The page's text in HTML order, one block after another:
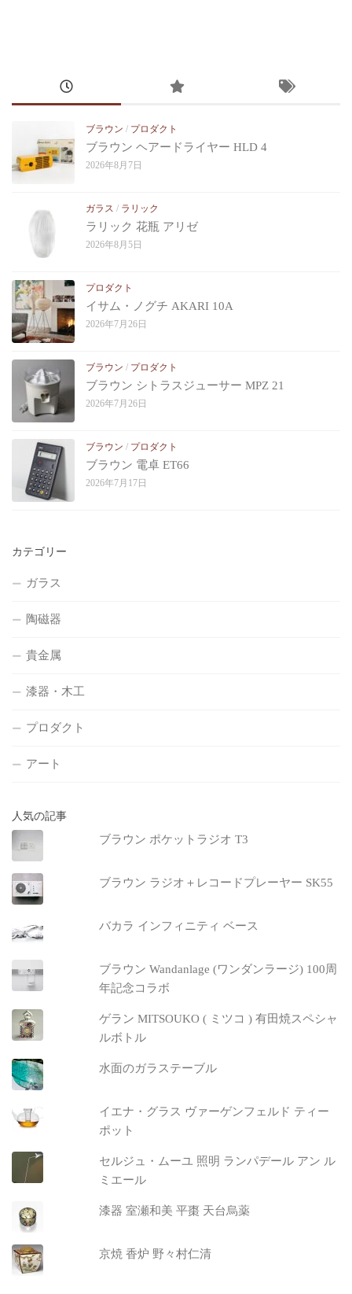
ブラウン / プロダクト
ブラウン ヘアードライヤー HLD 4
2026年8月7日
ガラス / ラリック
ラリック 花瓶 アリゼ
2026年8月5日
プロダクト
イサム・ノグチ AKARI 10A
2026年7月26日
ブラウン / プロダクト
ブラウン シトラスジューサー MPZ 21
2026年7月26日
ブラウン / プロダクト
ブラウン 電卓 ET66
2026年7月17日
カテゴリー
ガラス
陶磁器
貴金属
漆器・木工
プロダクト
アート
人気の記事
ブラウン ポケットラジオ T3
ブラウン ラジオ＋レコードプレーヤー SK55
バカラ インフィニティ ベース
ブラウン Wandanlage (ワンダンラージ) 100周
年記念コラボ
ゲラン MITSOUKO ( ミツコ ) 有田焼スペシャ
ルボトル
水面のガラステーブル
イエナ・グラス ヴァーゲンフェルド ティー
ポット
セルジュ・ムーユ 照明 ランパデール アン ル
ミエール
漆器 室瀬和美 平棗 天台烏薬
京焼 香炉 野々村仁清